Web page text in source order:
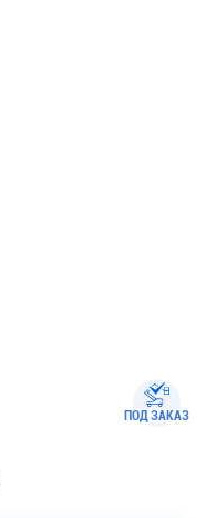
ПОД ЗАКАЗ